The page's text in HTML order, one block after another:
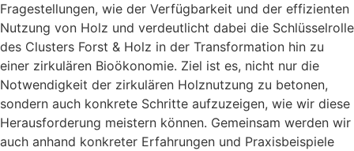
Fragestellungen, wie der Verfügbarkeit und der effizienten
Nutzung von Holz und verdeutlicht dabei die Schlüsselrolle
des Clusters Forst & Holz in der Transformation hin zu
einer zirkulären Bioökonomie. Ziel ist es, nicht nur die
Notwendigkeit der zirkulären Holznutzung zu betonen,
sondern auch konkrete Schritte aufzuzeigen, wie wir diese
Herausforderung meistern können. Gemeinsam werden wir
auch anhand konkreter Erfahrungen und Praxisbeispiele